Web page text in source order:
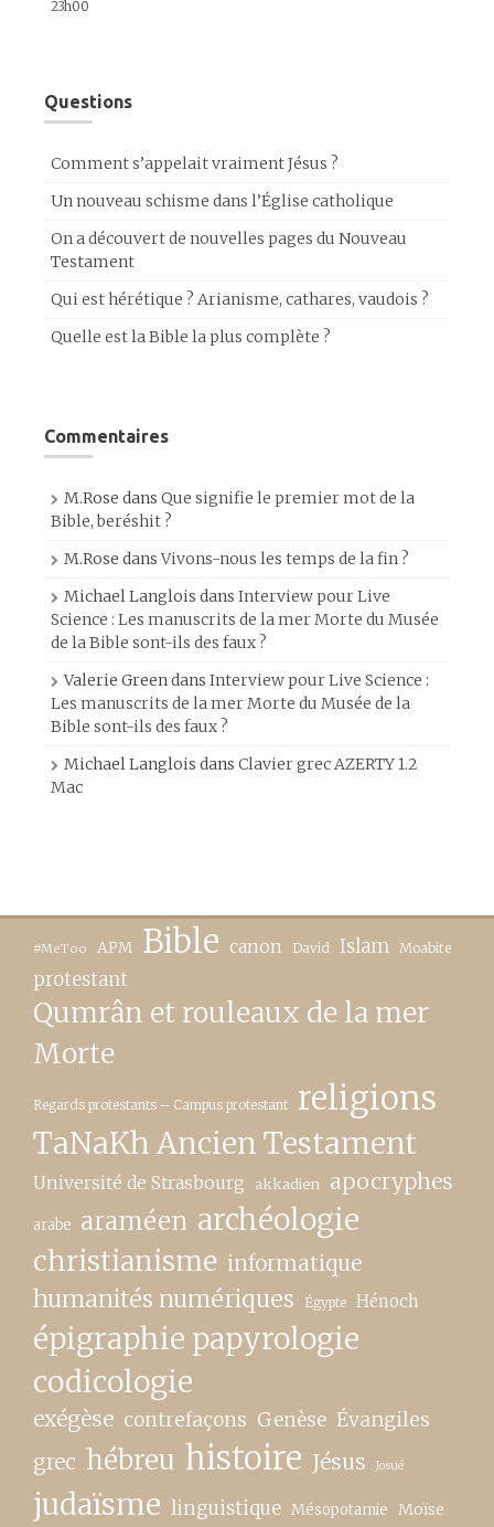
23h00
Questions
Comment s’appelait vraiment Jésus ?
Un nouveau schisme dans l’Église catholique
On a découvert de nouvelles pages du Nouveau
Testament
Qui est hérétique ? Arianisme, cathares, vaudois ?
Quelle est la Bible la plus complète ?
Commentaires
M.Rose dans Que signifie le premier mot de la
Bible, beréshit ?
M.Rose dansVivons-nous les temps de la fin ?
Michael Langlois dans Interview pour Live
Science : Les manuscrits de la mer Morte du Musée
de la Bible sont-ils des faux ?
Valerie Greendans Interview pour Live Science :
Les manuscrits de la mer Morte du Musée de la
Bible sont-ils des faux ?
Michael Langlois dans Clavier grec AZERTY 1.2
Mac
#MeToo APM Bible canon David Islam Moabite
protestant
Qumrân et rouleaux de la mer
Morte
Regards protestants – Campus protestant religions
TaNaKh Ancien Testament
Université de Strasbourg akkadien apocryphes
arabe araméen archéologie
christianisme informatique
humanités numériques Égypte Hénoch
épigraphie papyrologie
codicologie
exégèse contrefaçons Genèse Évangiles
grec hébreu histoire Jésus Josué
judaïsme linguistique Mésopotamie Moïse